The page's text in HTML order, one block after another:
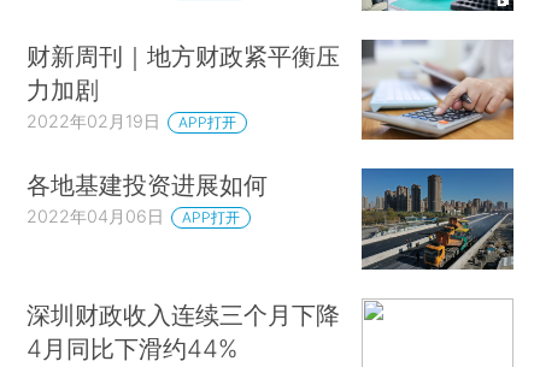
财新周刊｜地方财政紧平衡压
力加剧
2022年02月19日 APP打开
各地基建投资进展如何
2022年04月06日 APP打开
深圳财政收入连续三个月下降
4月同比下滑约44%